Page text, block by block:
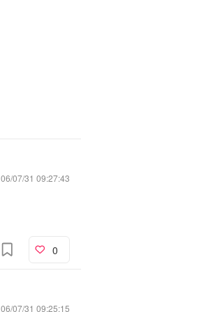
06/07/31 09:27:43
0
06/07/31 09:25:15